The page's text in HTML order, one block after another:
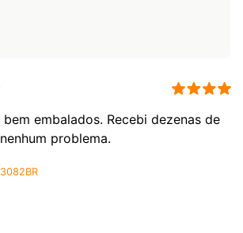
embalados. Recebi dezenas de
problema.